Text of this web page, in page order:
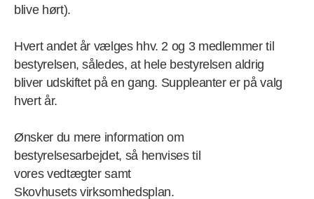
blive hørt).
Hvert andet år vælges hhv. 2 og 3 medlemmer til
bestyrelsen, således, at hele bestyrelsen aldrig
bliver udskiftet på en gang. Suppleanter er på valg
hvert år.
Ønsker du mere information om
bestyrelsesarbejdet, så henvises til
vores vedtægter samt
Skovhusets virksomhedsplan.